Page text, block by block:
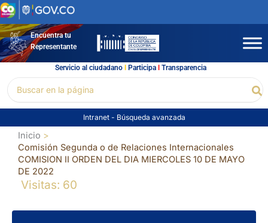
Ir
al
contenidoEncuentra tu
Representante
Servicio al ciudadano l Participal Transparencia
por:
Intranet - Búsqueda avanzada
Inicio
Comisión Segunda o de Relaciones Internacionales
COMISION II ORDEN DEL DIA MIERCOLES 10 DE MAYO
DE 2022
Visitas: 60